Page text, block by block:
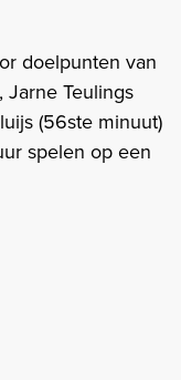
doelpunten van
Jarne Teulings
(56ste minuut)
spelen op een